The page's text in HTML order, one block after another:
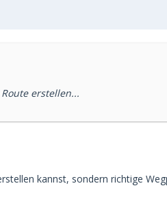
erstellen...
kannst, sondern richtige